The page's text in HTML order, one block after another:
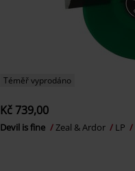
Téměř vyprodáno
Kč 739,00
Devil is fine Zeal & Ardor LP